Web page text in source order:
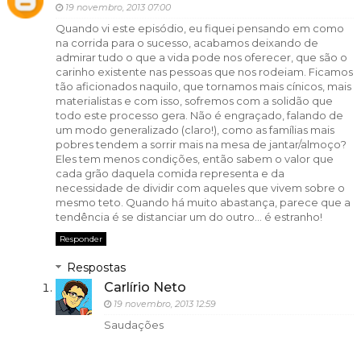
19 novembro, 2013 07:00
Quando vi este episódio, eu fiquei pensando em como
na corrida para o sucesso, acabamos deixando de
admirar tudo o que a vida pode nos oferecer, que são o
carinho existente nas pessoas que nos rodeiam. Ficamos
tão aficionados naquilo, que tornamos mais cínicos, mais
materialistas e com isso, sofremos com a solidão que
todo este processo gera. Não é engraçado, falando de
um modo generalizado (claro!), como as famílias mais
pobres tendem a sorrir mais na mesa de jantar/almoço?
Eles tem menos condições, então sabem o valor que
cada grão daquela comida representa e da
necessidade de dividir com aqueles que vivem sobre o
mesmo teto. Quando há muito abastança, parece que a
tendência é se distanciar um do outro... é estranho!
Responder
Respostas
Carlírio Neto
19 novembro, 2013 12:59
Saudações